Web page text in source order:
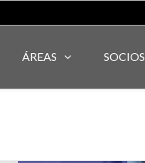
ÁREAS SOCIOS